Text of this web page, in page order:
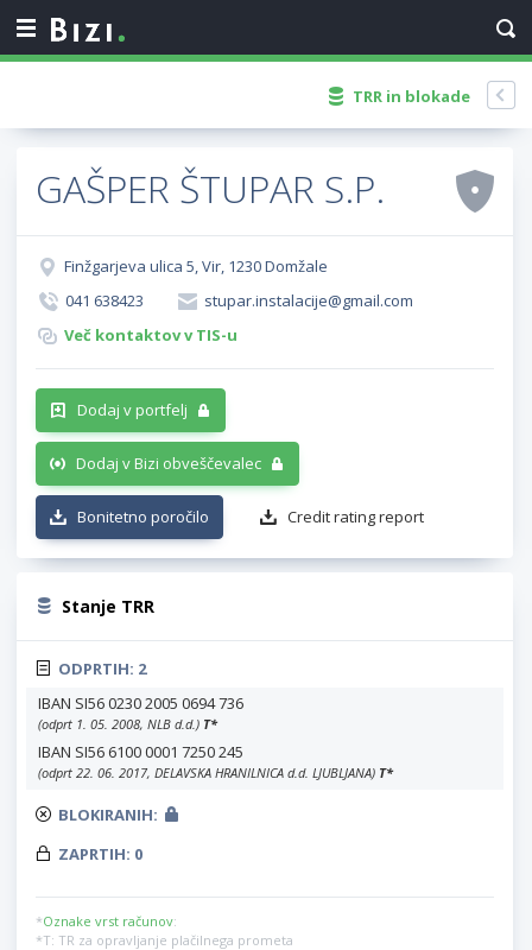
TRR in blokade
GAŠPER ŠTUPAR S.P.
Finžgarjeva ulica 5, Vir, 1230 Domžale
041 638423
stupar.instalacije@gmail.com
Več kontaktov v TIS-u
Dodaj v portfelj
Dodaj v Bizi obveščevalec
Bonitetno poročilo Credit rating report
Stanje TRR
ODPRTIH: 2
IBAN SI56 0230 2005 0694 736
(odprt 1. 05. 2008, NLB d.d.) T*
IBAN SI56 6100 0001 7250 245
(odprt 22. 06. 2017, DELAVSKA HRANILNICA d.d. LJUBLJANA) T*
BLOKIRANIH:
ZAPRTIH: 0
*Oznake vrst računov:
*T: TR za opravljanje plačilnega prometa